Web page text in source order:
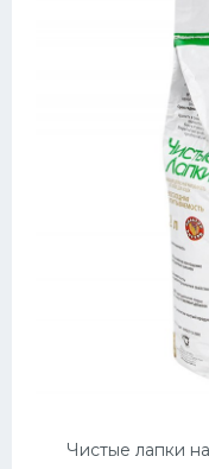
Чистые лапки